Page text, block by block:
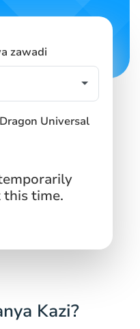
zawadi
Universal
this time.
Kazi?